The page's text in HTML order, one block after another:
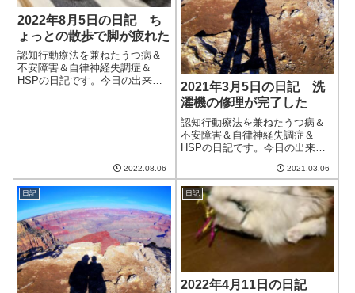
2022年8月5日の日記 ち
ょっとの散歩で脚が疲れた
認知行動療法を兼ねたうつ病＆
不安障害＆自律神経失調症＆
HSPの日記です。今日の出来事
2022.08.06
2021年3月5日の日記 洗
濯機の修理が完了した
認知行動療法を兼ねたうつ病＆
不安障害＆自律神経失調症＆
HSPの日記です。今日の出来事
が降り、不安定な天気だった。
おかげで調子もいまいちだった
ような。木の芽時は耐え忍ぶし
かないのだろうか。午前中はブ
ログの更新とクラ...
2021.03.06
日記 日記
2022年4月11日の日記